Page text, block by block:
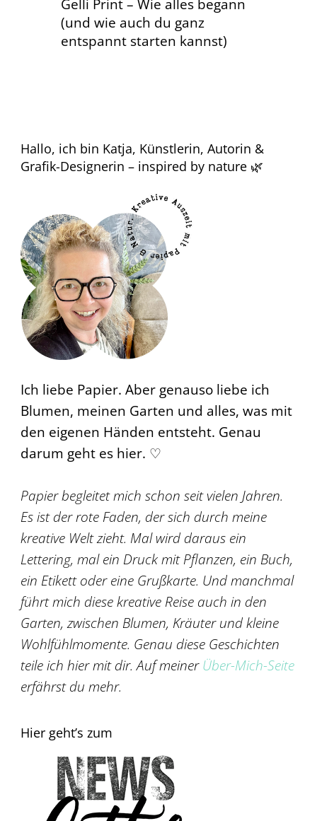
Gelli Print – Wie alles begann
(und wie auch du ganz
entspannt starten kannst)
Hallo, ich bin Katja, Künstlerin, Autorin &
Grafik-Designerin – inspired by nature 🌿
Ich liebe Papier. Aber genauso liebe ich
Blumen, meinen Garten und alles, was mit
den eigenen Händen entsteht. Genau
darum geht es hier. ♡
Papier begleitet mich schon seit vielen Jahren.
Es ist der rote Faden, der sich durch meine
kreative Welt zieht. Mal wird daraus ein
Lettering, mal ein Druck mit Pflanzen, ein Buch,
ein Etikett oder eine Grußkarte. Und manchmal
führt mich diese kreative Reise auch in den
Garten, zwischen Blumen, Kräuter und kleine
Wohlfühlmomente. Genau diese Geschichten
teile ich hier mit dir. Auf meinerÜber-Mich-Seite
erfährst du mehr.
Hier geht’s zum